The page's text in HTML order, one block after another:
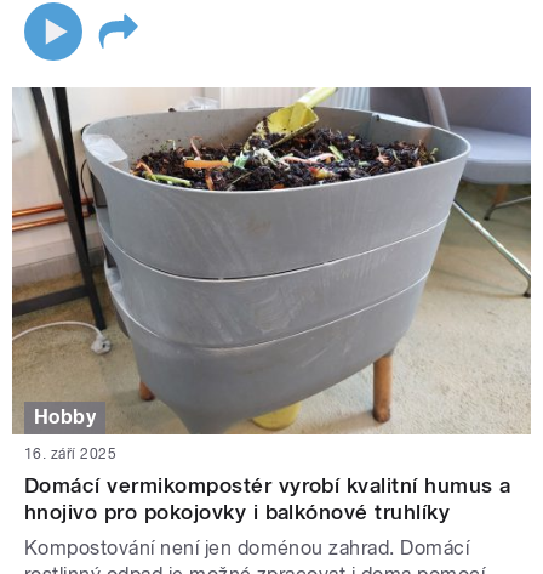
Hobby
16. září 2025
Domácí vermikompostér vyrobí kvalitní humus a
hnojivo pro pokojovky i balkónové truhlíky
Kompostování není jen doménou zahrad. Domácí